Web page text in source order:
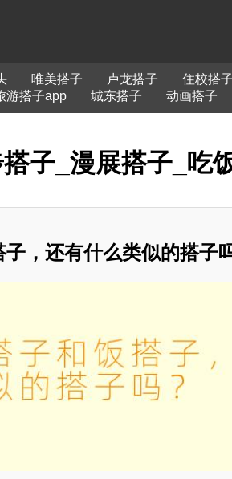
唯美搭子 卢龙搭子 住校搭子
游搭子app 城东搭子 动画搭子
子_漫展搭子_吃
，还有什么类似的搭子